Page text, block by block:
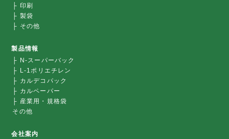
├ 印刷
├ 製袋
├ その他
製品情報
├ N-スーパーバック
├ L-1ポリエチレン
├ カルデコパック
├ カルペーパー
├ 産業用・規格袋
その他
会社案内